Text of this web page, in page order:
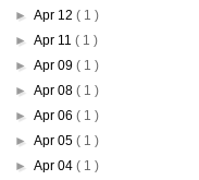
►Apr 12( 1 )
►Apr 11( 1 )
►Apr 09( 1 )
►Apr 08( 1 )
►Apr 06( 1 )
►Apr 05( 1 )
►Apr 04( 1 )